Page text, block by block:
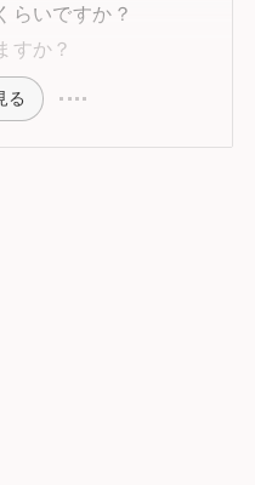
らいですか？
すか？
る